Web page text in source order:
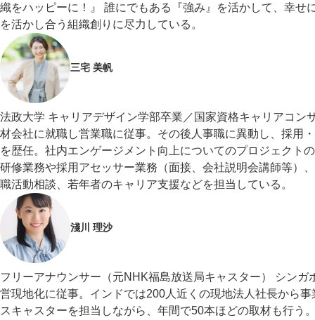
織をハッピーに！』 誰にでもある『強み』を活かして、幸
を活かし合う組織創りに尽力している。
三宅 美帆
法政大学 キャリアデザイン学部卒業／国家資格キャリアコ
材会社に就職し営業職に従事。その後人事職に異動し、採用
を歴任。社内エンゲージメント向上についてのプロジェクト
研修業務や採用アセッサー業務（面接、会社説明会講師等）
職活動相談、若年者のキャリア支援などを担当している。
淺川 理沙
フリーアナウンサー（元NHK福島放送局キャスター） シン
営現地化に従事。インドでは200人近くの現地法人社長から
スキャスターを担当しながら、年間で50本ほどの取材も行う